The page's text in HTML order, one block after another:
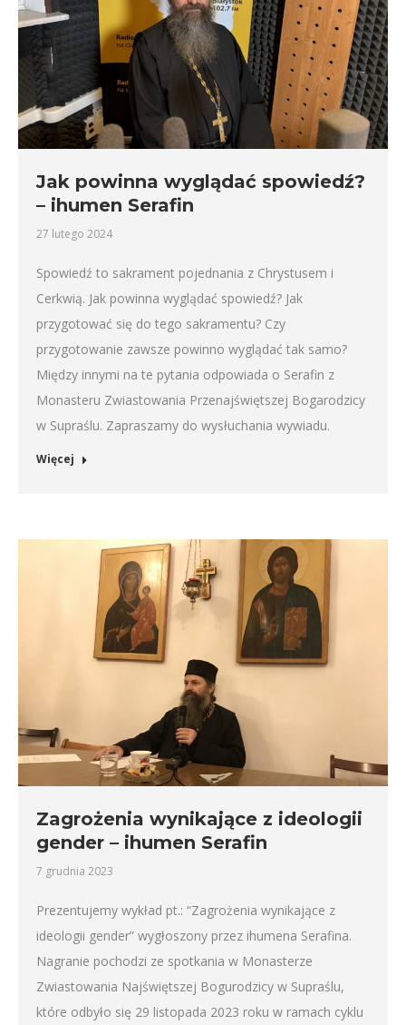
Jak powinna wyglądać spowiedź?
– ihumen Serafin
27 lutego 2024
Spowiedź to sakrament pojednania z Chrystusem i
Cerkwią. Jak powinna wyglądać spowiedź? Jak
przygotować się do tego sakramentu? Czy
przygotowanie zawsze powinno wyglądać tak samo?
Między innymi na te pytania odpowiada o Serafin z
Monasteru Zwiastowania Przenajświętszej Bogarodzicy
w Supraślu. Zapraszamy do wysłuchania wywiadu.
Więcej
Zagrożenia wynikające z ideologii
gender – ihumen Serafin
7 grudnia 2023
Prezentujemy wykład pt.: “Zagrożenia wynikające z
ideologii gender” wygłoszony przez ihumena Serafina.
Nagranie pochodzi ze spotkania w Monasterze
Zwiastowania Najświętszej Bogurodzicy w Supraślu,
które odbyło się 29 listopada 2023 roku w ramach cyklu